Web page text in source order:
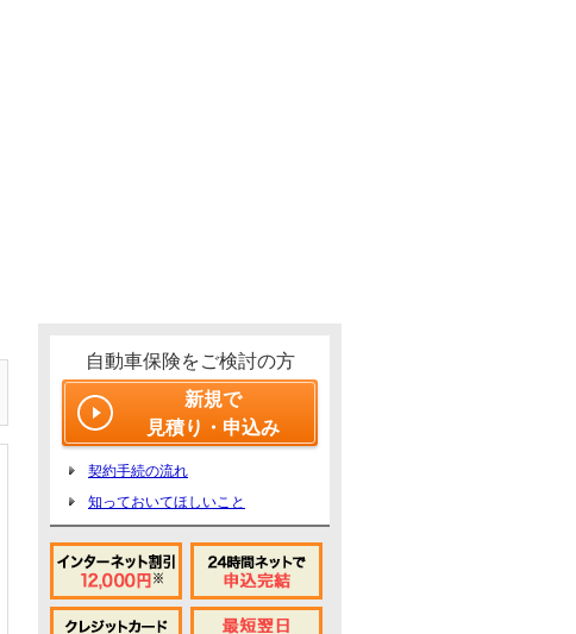
自動車保険をご検討の方
新規で
見積り・申込み
契約手続の流れ
知っておいてほしいこと